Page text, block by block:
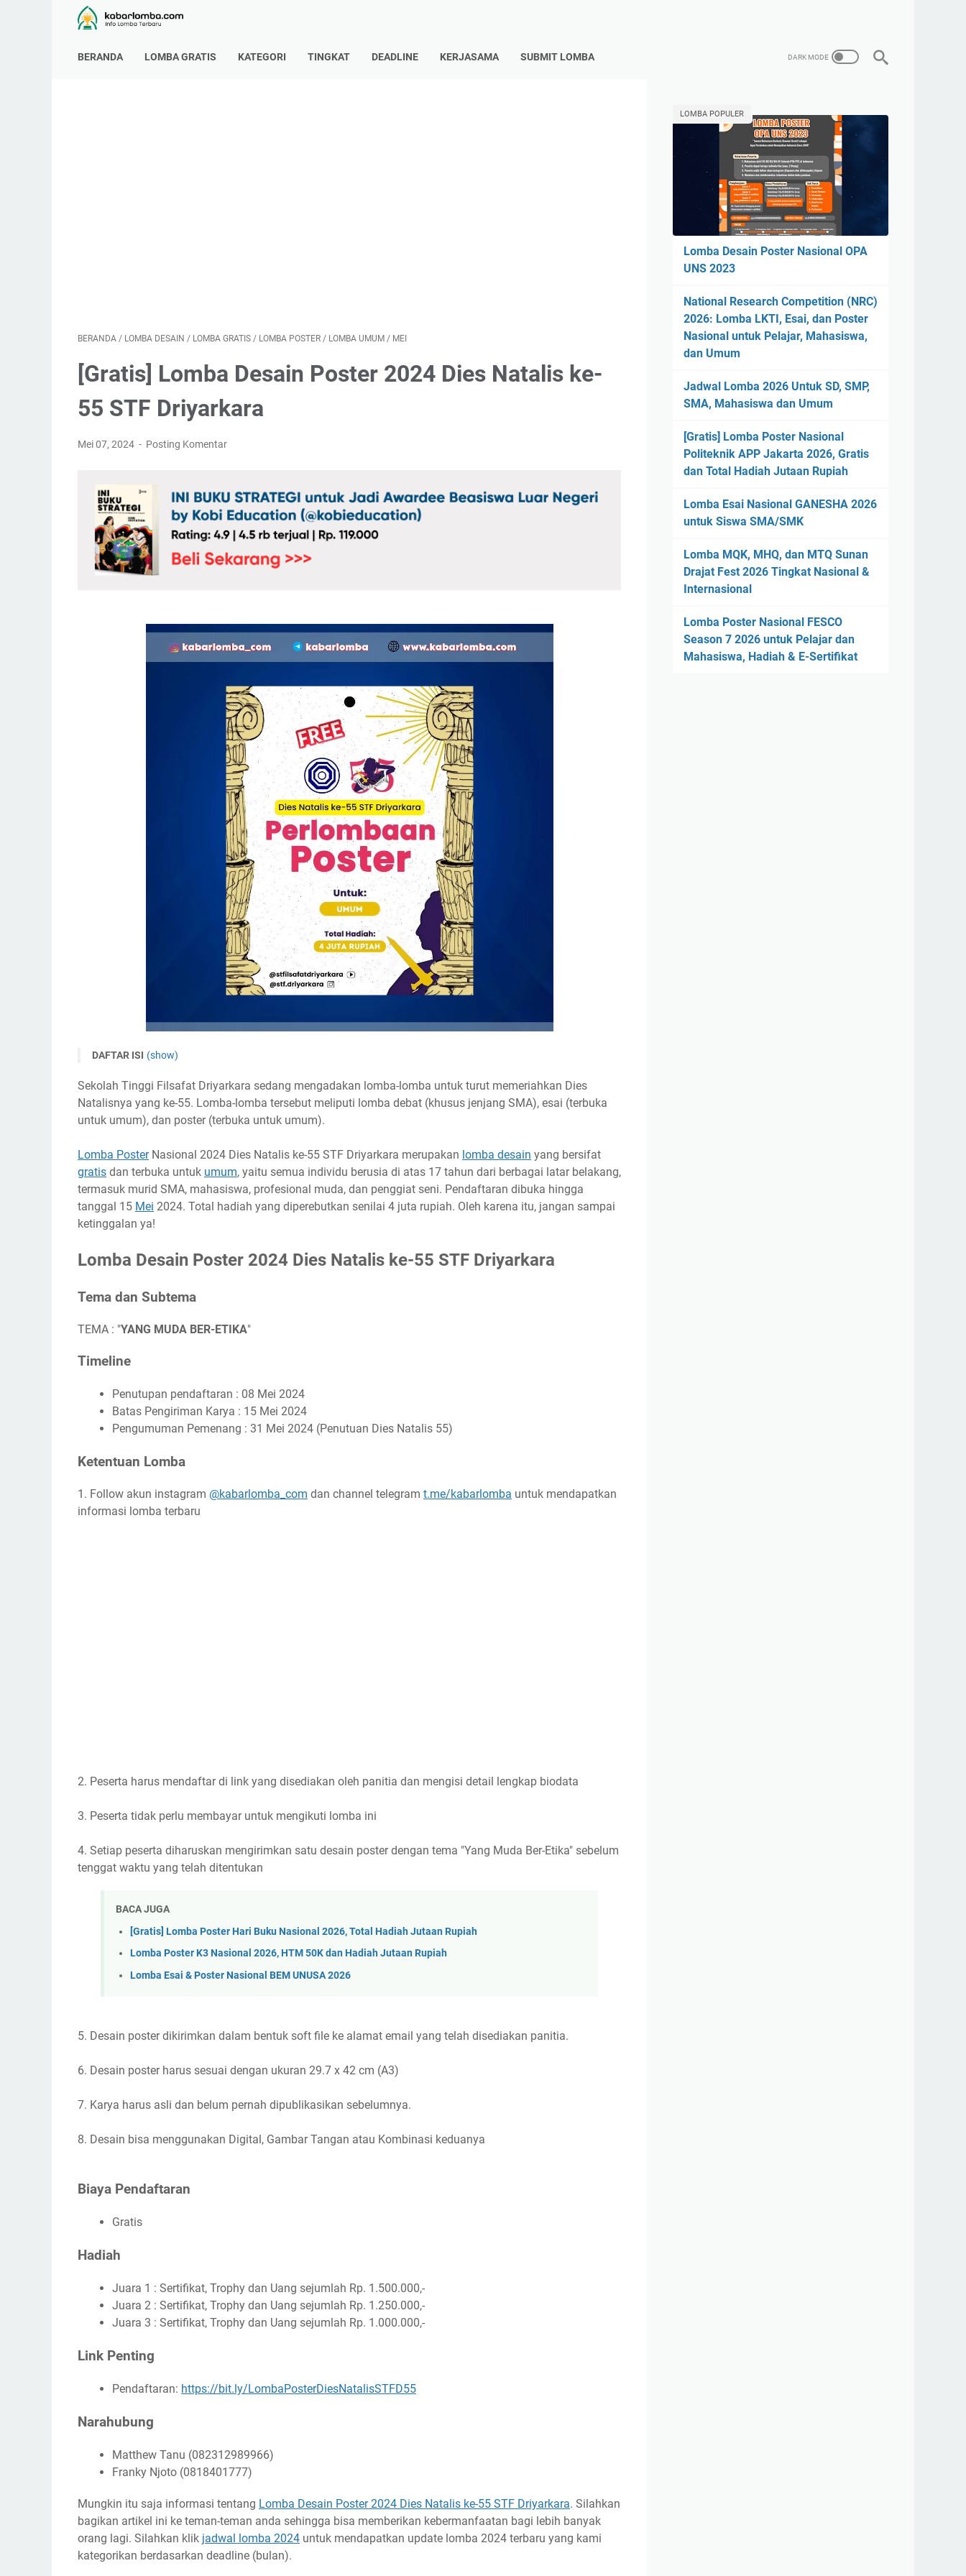
BERANDA LOMBA GRATIS KATEGORI TINGKAT DEADLINE KERJASAMA SUBMIT LOMBA
BERANDA / LOMBA DESAIN / LOMBA GRATIS / LOMBA POSTER / LOMBA UMUM / MEI
[Gratis] Lomba Desain Poster 2024 Dies Natalis ke-
55 STF Driyarkara
Mei 07, 2024 Posting Komentar
DAFTAR ISI (show)
Tema dan Subtema
Timeline
Biaya Pendaftaran
Link Penting
Narahubung
Sekolah Tinggi Filsafat Driyarkara sedang mengadakan lomba-lomba untuk turut memeriahkan Dies
Natalisnya yang ke-55. Lomba-lomba tersebut meliputi lomba debat (khusus jenjang SMA), esai (terbuka
untuk umum), dan poster (terbuka untuk umum).
Lomba PosterNasional 2024 Dies Natalis ke-55 STF Driyarkara merupakan lomba desain yang bersifat
gratis dan terbuka untuk umum, yaitu semua individu berusia di atas 17 tahun dari berbagai latar belakang,
termasuk murid SMA, mahasiswa, profesional muda, dan penggiat seni. Pendaftaran dibuka hingga
tanggal 15 Mei 2024. Total hadiah yang diperebutkan senilai 4 juta rupiah. Oleh karena itu, jangan sampai
ketinggalan ya!
Lomba Desain Poster 2024 Dies Natalis ke-55 STF Driyarkara
Tema dan Subtema
TEMA : "YANG MUDA BER-ETIKA"
Timeline
Penutupan pendaftaran : 08 Mei 2024
Batas Pengiriman Karya : 15 Mei 2024
Pengumuman Pemenang : 31 Mei 2024 (Penutuan Dies Natalis 55)
Ketentuan Lomba
1. Follow akun instagram @kabarlomba_com dan channel telegram t.me/kabarlomba untuk mendapatkan
informasi lomba terbaru
2. Peserta harus mendaftar di link yang disediakan oleh panitia dan mengisi detail lengkap biodata
3. Peserta tidak perlu membayar untuk mengikuti lomba ini
4. Setiap peserta diharuskan mengirimkan satu desain poster dengan tema "Yang Muda Ber-Etika" sebelum
tenggat waktu yang telah ditentukan
BACA JUGA
[Gratis] Lomba Poster Hari Buku Nasional 2026, Total Hadiah Jutaan Rupiah
Lomba Poster K3 Nasional 2026, HTM 50K dan Hadiah Jutaan Rupiah
Lomba Esai & Poster Nasional BEM UNUSA 2026
5. Desain poster dikirimkan dalam bentuk soft file ke alamat email yang telah disediakan panitia.
6. Desain poster harus sesuai dengan ukuran 29.7 x 42 cm (A3)
7. Karya harus asli dan belum pernah dipublikasikan sebelumnya.
8. Desain bisa menggunakan Digital, Gambar Tangan atau Kombinasi keduanya
Biaya Pendaftaran
Gratis
Hadiah
Juara 1 : Sertifikat, Trophy dan Uang sejumlah Rp. 1.500.000,-
Juara 2 : Sertifikat, Trophy dan Uang sejumlah Rp. 1.250.000,-
Juara 3 : Sertifikat, Trophy dan Uang sejumlah Rp. 1.000.000,-
Link Penting
Pendaftaran: https://bit.ly/LombaPosterDiesNatalisSTFD55
Narahubung
Matthew Tanu (082312989966)
Franky Njoto (0818401777)
Mungkin itu saja informasi tentang Lomba Desain Poster 2024 Dies Natalis ke-55 STF Driyarkara. Silahkan
bagikan artikel ini ke teman-teman anda sehingga bisa memberikan kebermanfaatan bagi lebih banyak
orang lagi. Silahkan klik jadwal lomba 2024 untuk mendapatkan update lomba 2024 terbaru yang kami
kategorikan berdasarkan deadline (bulan).
LOMBA POPULER
Lomba Desain Poster Nasional OPA
UNS 2023
National Research Competition (NRC)
2026: Lomba LKTI, Esai, dan Poster
Nasional untuk Pelajar, Mahasiswa,
dan Umum
Jadwal Lomba 2026 Untuk SD, SMP,
SMA, Mahasiswa dan Umum
[Gratis] Lomba Poster Nasional
Politeknik APP Jakarta 2026, Gratis
dan Total Hadiah Jutaan Rupiah
Lomba Esai Nasional GANESHA 2026
untuk Siswa SMA/SMK
Lomba MQK, MHQ, dan MTQ Sunan
Drajat Fest 2026 Tingkat Nasional &
Internasional
Lomba Poster Nasional FESCO
Season 7 2026 untuk Pelajar dan
Mahasiswa, Hadiah & E-Sertifikat